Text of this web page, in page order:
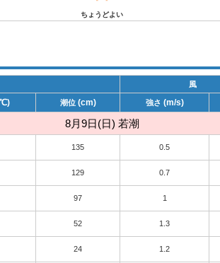
ちょうどよい
風
潮位 (cm) 強さ (m/s)
8月9日(日) 若潮
135 0.5
129 0.7
97 1
52 1.3
24 1.2